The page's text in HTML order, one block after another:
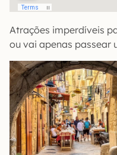
Atrações imperdíveis
ou vai apenas passear